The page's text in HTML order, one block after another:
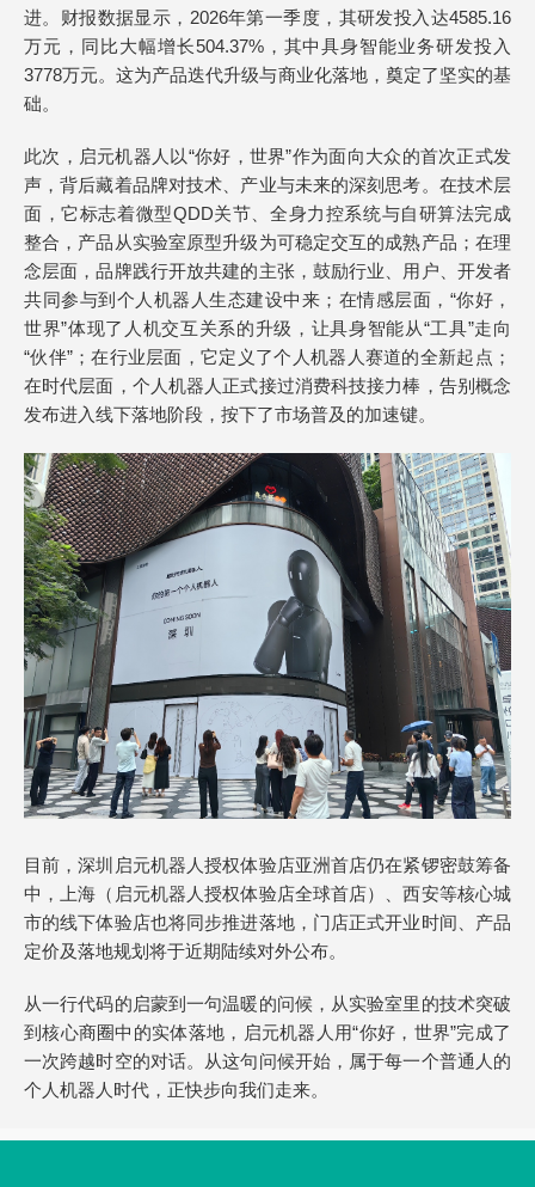
进。财报数据显示，2026年第一季度，其研发投入达4585.16
万元，同比大幅增长504.37%，其中具身智能业务研发投入
3778万元。这为产品迭代升级与商业化落地，奠定了坚实的基
础。
此次，启元机器人以“你好，世界”作为面向大众的首次正式发
声，背后藏着品牌对技术、产业与未来的深刻思考。在技术层
面，它标志着微型QDD关节、全身力控系统与自研算法完成
整合，产品从实验室原型升级为可稳定交互的成熟产品；在理
念层面，品牌践行开放共建的主张，鼓励行业、用户、开发者
共同参与到个人机器人生态建设中来；在情感层面，“你好，
世界”体现了人机交互关系的升级，让具身智能从“工具”走向
“伙伴”；在行业层面，它定义了个人机器人赛道的全新起点；
在时代层面，个人机器人正式接过消费科技接力棒，告别概念
发布进入线下落地阶段，按下了市场普及的加速键。
目前，深圳启元机器人授权体验店亚洲首店仍在紧锣密鼓筹备
中，上海（启元机器人授权体验店全球首店）、西安等核心城
市的线下体验店也将同步推进落地，门店正式开业时间、产品
定价及落地规划将于近期陆续对外公布。
从一行代码的启蒙到一句温暖的问候，从实验室里的技术突破
到核心商圈中的实体落地，启元机器人用“你好，世界”完成了
一次跨越时空的对话。从这句问候开始，属于每一个普通人的
个人机器人时代，正快步向我们走来。